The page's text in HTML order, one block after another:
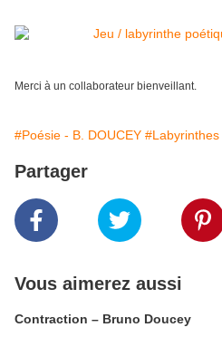
Merci à un collaborateur bienveillant.
#Poésie - B. DOUCEY #Labyrinthes
Partager
Vous aimerez aussi
Contraction – Bruno Doucey